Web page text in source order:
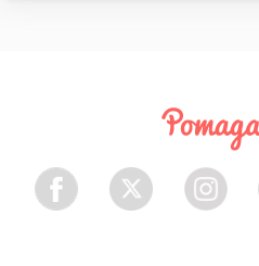
Facebook Twitter Instagram